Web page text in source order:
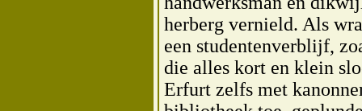
herberg vernield. Als
een studentenverblijf,
die alles kort en klein
Erfurt zelfs met